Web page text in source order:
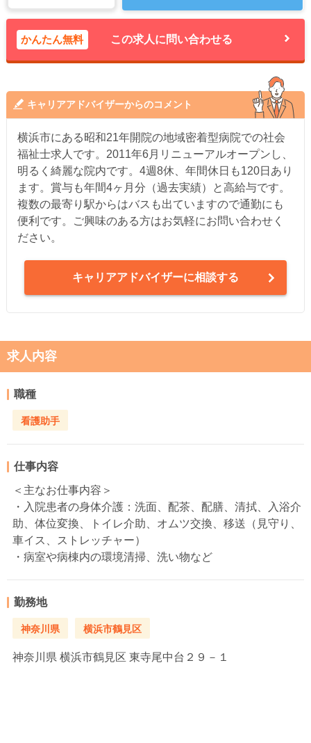
かんたん無料 この求人に問い合わせる
キャリアアドバイザーからのコメント
横浜市にある昭和21年開院の地域密着型病院での社会
福祉士求人です。2011年6月リニューアルオープンし、
明るく綺麗な院内です。4週8休、年間休日も120日あり
ます。賞与も年間4ヶ月分（過去実績）と高給与です。
複数の最寄り駅からはバスも出ていますので通勤にも
便利です。ご興味のある方はお気軽にお問い合わせく
ださい。
キャリアアドバイザーに相談する
求人内容
職種
看護助手
仕事内容
＜主なお仕事内容＞
・入院患者の身体介護：洗面、配茶、配膳、清拭、入浴介
助、体位変換、トイレ介助、オムツ交換、移送（見守り、
車イス、ストレッチャー）
・病室や病棟内の環境清掃、洗い物など
勤務地
神奈川県 横浜市鶴見区
神奈川県 横浜市鶴見区 東寺尾中台２９－１